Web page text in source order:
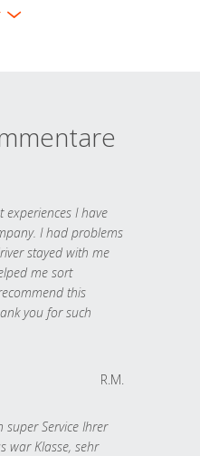
experiences I have
I had problems
stayed with me
me sort
this
you for such
R.M.
Service Ihrer
war Klasse, sehr